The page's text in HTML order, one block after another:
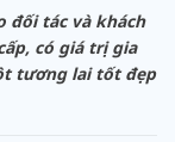
đối tác và khách
có giá trị gia
tương lai tốt đẹp